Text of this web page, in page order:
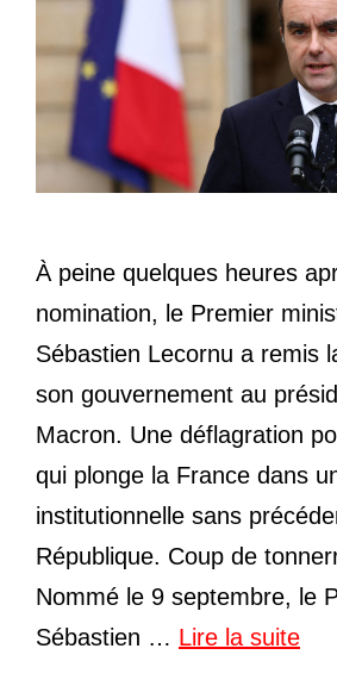
À peine quelques heures
nomination, le Premier
Sébastien Lecornu a remis
son gouvernement au
Macron. Une déflagration
qui plonge la France dans
institutionnelle sans
République. Coup de
Nommé le 9 septembre, le
Sébastien … Lire la suite